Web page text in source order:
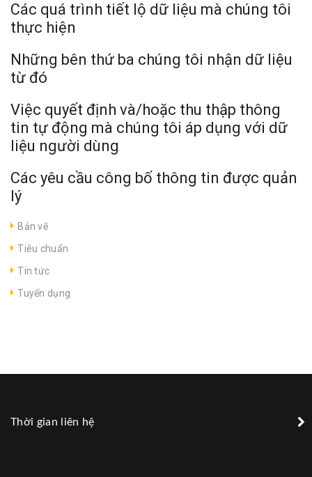
Các quá trình tiết lộ dữ liệu mà chúng tôi
thực hiện
Những bên thứ ba chúng tôi nhận dữ liệu
từ đó
Việc quyết định và/hoặc thu thập thông
tin tự động mà chúng tôi áp dụng với dữ
liệu người dùng
Các yêu cầu công bố thông tin được quản
lý
Bản vẽ
Tiêu chuẩn
Tin tức
Tuyển dụng
Thời gian liên hệ